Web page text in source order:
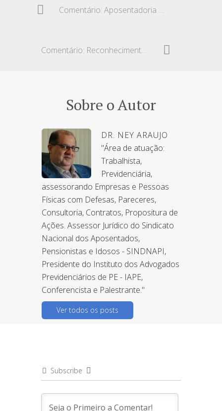
Comentário: Aposentadoria compulsória do empregado aos 70 anos de idade
Comentário: Reconhecimento de trabalho em qualquer idade, ACP
Sobre o Autor
DR. NEY ARAUJO
"Área de atuação:
Trabalhista,
Previdenciária,
assessorando Empresas e Pessoas
Físicas com Defesas, Pareceres,
Consultoria, Contratos, Propositura de
Ações. Assessor Jurídico do Sindicato
Nacional dos Aposentados,
Pensionistas e Idosos - SINDNAPI,
Presidente do Instituto dos Advogados
Previdenciários de PE - IAPE,
Conferencista e Palestrante."
Ver todos os posts
Subscribe